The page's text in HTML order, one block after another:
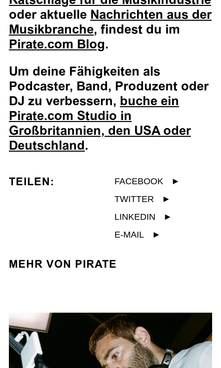
oder aktuelle Nachrichten aus der
Musikbranche, findest du im
Pirate.com Blog.
Um deine Fähigkeiten als
Podcaster, Band, Produzent oder
DJ zu verbessern, buche ein
Pirate.com Studio in
Großbritannien, den USA oder
Deutschland.
TEILEN: FACEBOOK
►
TWITTER
►
LINKEDIN
►
E-MAIL
►
MEHR VON PIRATE